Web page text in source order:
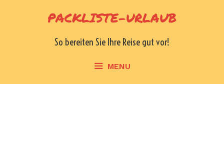
PACKLISTE-URLAUB
So bereiten Sie Ihre Reise gut vor!
MENU